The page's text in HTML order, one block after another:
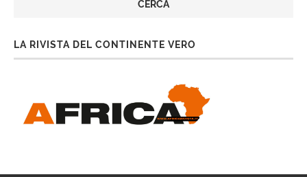
CERCA
LA RIVISTA DEL CONTINENTE VERO